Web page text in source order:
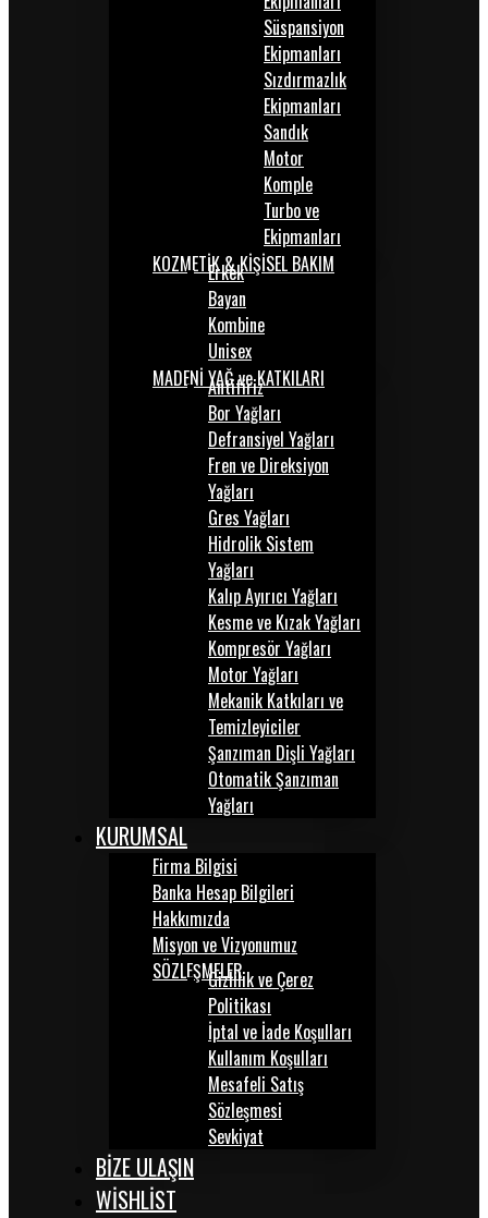
Süspansiyon
Ekipmanları
Sızdırmazlık
Ekipmanları
Sandık
Motor
Komple
Turbo ve
Ekipmanları
KOZMETİK & KİŞİSEL BAKIM
Erkek
Bayan
Kombine
Unisex
MADENİ YAĞ ve KATKILARI
Antifiriz
Bor Yağları
Defransiyel Yağları
Fren ve Direksiyon
Yağları
Gres Yağları
Hidrolik Sistem
Yağları
Kalıp Ayırıcı Yağları
Kesme ve Kızak Yağları
Kompresör Yağları
Motor Yağları
Mekanik Katkıları ve
Temizleyiciler
Şanzıman Dişli Yağları
Otomatik Şanzıman
Yağları
KURUMSAL
Firma Bilgisi
Banka Hesap Bilgileri
Hakkımızda
Misyon ve Vizyonumuz
SÖZLEŞMELERGizlilik ve Çerez
Politikası
İptal ve İade Koşulları
Kullanım Koşulları
Mesafeli Satış
Sözleşmesi
Sevkiyat
BİZE ULAŞIN
WISHLIST